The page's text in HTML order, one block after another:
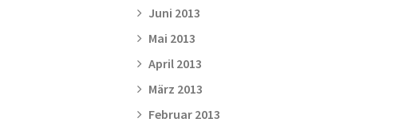
Juni 2013
Mai 2013
April 2013
März 2013
Februar 2013